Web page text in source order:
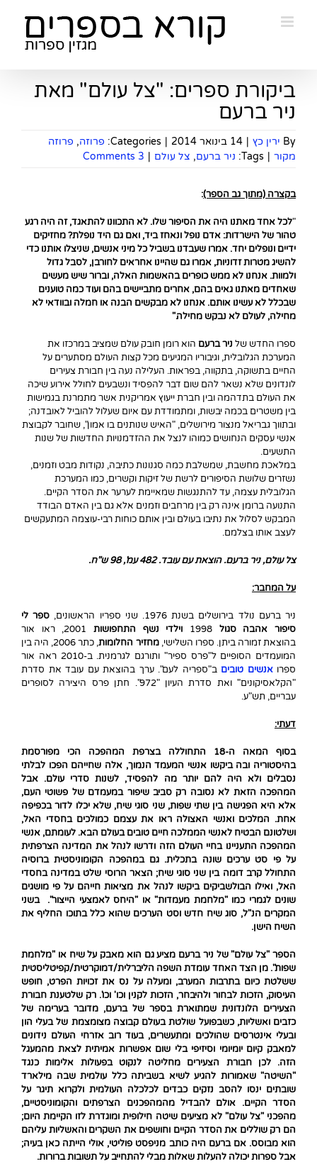
ביקורת ספרים: "צל עולם" מאת
ניר ברעם
By ירין כץ | 14 בינואר 2014 |
Categories: פרוזה, פרוזה
מקור |
Tags: ניר ברעם, צל עולם |
3 Comments
בקצרה (מתוך גב הספר):
"לכל אחד מאתנו היה את הסיפור שלו. לא התכוונו להתאגד, זה היה רגע
טהור של הישרדות: אדם נופל ונאחז ביד, ואם גם היד נופלת? מחזיקים
ידיים ונופלים יחד. אמרו שעבדנו בשביל כל מיני אנשים, שניצלו אותנו כדי
להשיג מטרות זדוניות, אמרו גם שהיינו אחראים לחורבן, לסבל גדול
ולמוות. אנחנו לא ממש כופרים בהאשמות האלה, וברור שיש מעשים
שאחדים מאתנו גאים בהם, אחרים מתביישים בהם ועוד כמה טוענים
שבכלל לא עשינו אותם. אנחנו לא מבקשים הבנה או חמלה ובוודאי לא
מחילה, לעולם לא נבקש מחילה."
ספרו החדש של ניר ברעם הוא רומן חובק עולם שמציב במרכזו את
המערכת הגלובלית, וגיבוריו המגיעים מכל קצות העולם מסתערים על
החיים בתשוקה, בתקווה, בפראות. העלילה נעה בין חבורת צעירים
לונדונים שלא נשאר להם שום דבר להפסיד ונשבעים לחולל אירוע שיכה
את העולם בתדהמה ובין חברת ייעוץ אמריקנית אשר מתמרנת בגמישות
בין משטרים בכמה יבשות, ומתמודדת עם איום שעלול להוביל לאובדנה;
ובתווך גבריאל מנצור מירושלים, "האיש שנותנים בו אמון", שחובר לקבוצת
אנשי עסקים הנחושים כמוהו לנצל את ההזדמנויות החדשות של שנות
התשעים.
במלאכת מחשבת, שמשלבת כמה סגנונות כתיבה, נקודות מבט וזמנים,
נשזרים שלושת הסיפורים לרשת של זיקות וקשרים, כמו המערכת
הגלובלית עצמה, עד להתנגשות שמאיימת לערער את הסדר הקיים.
התנועה ברומן אינה רק בין מרחבים וזמנים אלא גם בין האדם הבודד
המבקש לסלול את נתיבו בעולם ובין אותם כוחות רבי-עוצמה המתעקשים
לעצב אותו בצלמם.
צל עולם, ניר ברעם. הוצאת עם עובד. 482 עמ', 98 ש"ח.
על המחבר:
ניר ברעם נולד בירושלים בשנת 1976. שני ספריו הראשונים,
ספר לי
סיפור אהבה סגול 1998 וילדי נשף התחפושות
2001, ראו אור
בהוצאתזמורה ביתן. ספרו השלישי,מחזיר החלומות, כתר
2006, היה בין
המועמדים הסופיים ל"פרס ספיר" ותורגם לגרמנית. ב-2010 ראה אור
ספרואנשים טובים ב"ספריה לעם". ערך בהוצאתעם עובד את סדרת
"הקלאסיקונים" ואת סדרת העיון "972". חתן פרס היצירה לסופרים
עבריים, תש"ע.
דעתי:
בסוף המאה ה-18 התחוללה בצרפת המהפכה הכי מפורסמת
בהיסטוריה ובה ביקשו אנשי המעמד הנמוך, אלה שחייהם הפכו לבלתי
נסבלים ולא היה להם יותר מה להפסיד, לשנות סדרי עולם. אבל
המהפכה הזאת לא נסובה רק סביב שיפור במעמדם של פשוטי העם,
אלא היא הפגישה בין שתי שפות, שני סוגי שיח, שלא יכלו לדור בכפיפה
אחת. המלכים ואנשי האצולה ראו את עצמם כמולכים בחסדי האל,
ושלטונם הבטיח לאנשי הממלכה חיים טובים בעולם הבא. לעומתם, אנשי
המהפכה התעניינו בחיי העולם הזה ודרשו לנהל את המדינה הצרפתית
על פי סט ערכים שונה בתכלית. גם במהפכה הקומוניסטית ברוסיה
התחולל קרב דומה בין שני סוגי שיח; הצאר הרוסי שלט במדינה בחסדי
האל, ואילו הבולשביקים ביקשו לנהל את מציאות חייהם על פי מושגים
שונים לגמרי כמו "מלחמת מעמדות" או "היחס לאמצעי הייצור". בשני
המקרים הנ"ל, סוג שיח חדש וסט הערכים שהוא כלל בתוכו החליף את
השיח הישן.
הספר "צל עולם" של ניר ברעם מציע גם הוא מאבק על שיח או "מלחמת
שפות". מן הצד האחד עומדת השפה הליברלית/דמוקרטית/קפיטליסטית
ששלטת כיום בתרבות המערב, ומעלה על נס את זכויות הפרט, חופש
העיסוק, הזכות לבחור ולהיבחר, הזכות לקנין וכו' וכו'. רק שלטענת חבורת
הצעירים הלונדונית שמתוארת בספר של ברעם, מדובר בערימה של
כזבים ואשליות, כשבפועל שולטת בעולם קבוצה מצומצמת של בעלי הון
ובעלי אינטרסים שהולכים ומתעשרים, בעוד רוב אזרחי העולם נידונים
למאבק קיום יומיומי וסיזיפי בלי שום אפשרות אמיתית לצאת מהמעגל
הזה. לכן חבורת הצעירים מחליטה לנקוט בפעולות אלימות כנגד
"השיטה" שאמורות להגיע לשיא בשביתה כלל עולמית שבה מילארד
שובתים ינסו להסב נזקים כבדים לכלכלה העולמית ולקרוא תיגר על
הסדר הקיים. אולם להבדיל מהמהפכנים הצרפתים והקומוניסטיים,
מהפכני "צל עולם" לא מציעים שיטה חילופית ומוגדרת לזו הקיימת היום;
הם רק שוללים את הסדר הקיים וחושפים את השקרים והאשליות עליהם
הוא מבוסס. אם ברעם היה כותב מניפסט פוליטי, אולי הייתה כאן בעיה;
אבל ספרות יכולה להעלות שאלות מבלי להתחייב על תשובות ברורות.